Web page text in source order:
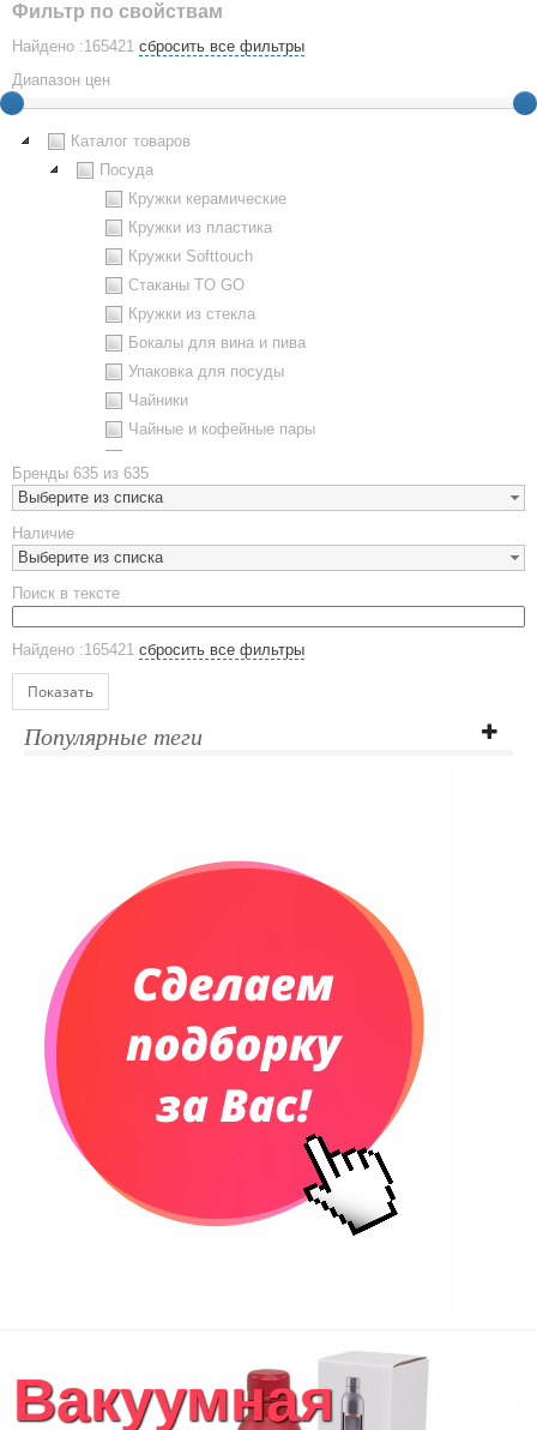
Фильтр по свойствам
Найдено :165421 сбросить все фильтры
Диапазон цен
Каталог товаров
Посуда
Кружки керамические
Кружки из пластика
Кружки Softtouch
Стаканы TO GO
Кружки из стекла
Бокалы для вина и пива
Упаковка для посуды
Чайники
Чайные и кофейные пары
Наборы посуды
Предметы сервировки
Стаканы
Эко кружки
ЕВРОПОСУДА
Аксессуары
Ежедневники и блокноты
Датированные ежедневники
Планинги недатированные
Телефонные книжки
Сумки и Рюкзаки
Сумки для планшетов и ноутбуков
Рюкзаки
Конференц-сумки
Сумки для покупок промо
Несессеры и косметички
Сумки дорожные
Текстиль для ванной комнаты
Бренды 635 из 635
Выберите из списка
Наличие
Выберите из списка
Поиск в тексте
Найдено :165421 сбросить все фильтры
Показать
Популярные теги
Вакуумная